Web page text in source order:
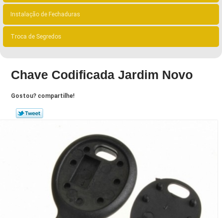
Instalação de Fechaduras
Troca de Segredos
Chave Codificada Jardim Novo
Gostou? compartilhe!